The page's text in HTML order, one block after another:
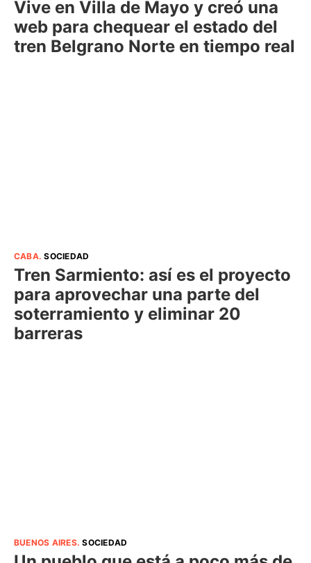
Vive en Villa de Mayo y creó una
web para chequear el estado del
tren Belgrano Norte en tiempo real
CABA.SOCIEDAD
Tren Sarmiento: así es el proyecto
para aprovechar una parte del
soterramiento y eliminar 20
barreras
BUENOS AIRES.SOCIEDAD